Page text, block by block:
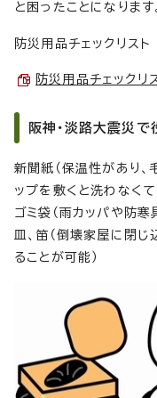
と困ったことになります
防災用品チェックリスト
防災用品チェック
阪神・淡路大震災
新聞紙（保温性があり、
ップを敷くと洗わなくて
ゴミ袋（雨カッパや防寒
皿、笛（倒壊家屋に閉
ることが可能）